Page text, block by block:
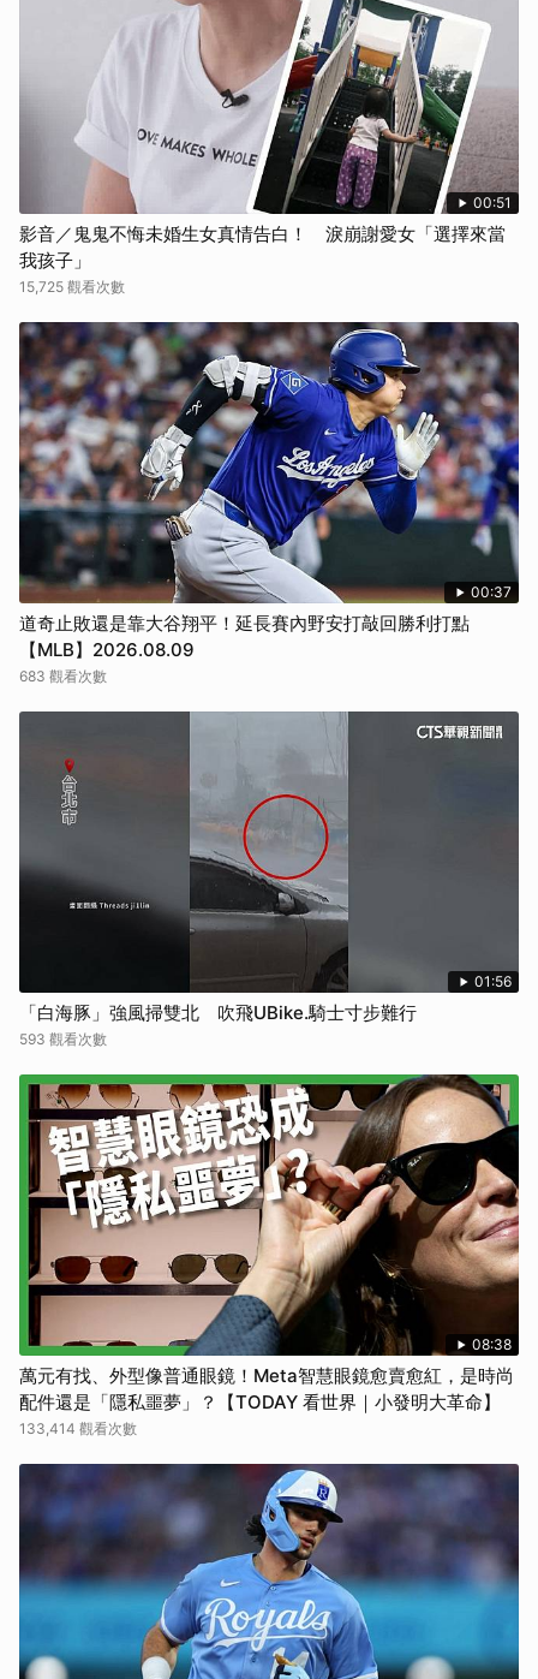
00:51
影音／鬼鬼不悔未婚生女真情告白！ 淚崩謝愛女「選擇來當
我孩子」
15,725 觀看次數
00:37
道奇止敗還是靠大谷翔平！延長賽內野安打敲回勝利打點
【MLB】2026.08.09
683 觀看次數
01:56
「白海豚」強風掃雙北 吹飛UBike.騎士寸步難行
593 觀看次數
08:38
萬元有找、外型像普通眼鏡！Meta智慧眼鏡愈賣愈紅，是時尚
配件還是「隱私噩夢」？【TODAY 看世界｜小發明大革命】
133,414 觀看次數
取消